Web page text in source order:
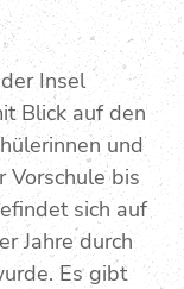
Insel
Blick auf den
und
Vorschule bis
sich auf
Jahre durch
Es gibt